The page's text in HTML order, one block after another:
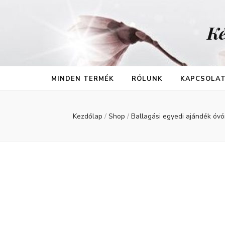
MINDEN TERMÉK RÓLUNK
Kezdőlap / Shop / Ballagási egyedi ajándék